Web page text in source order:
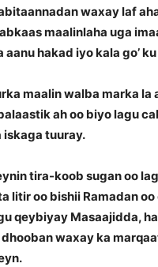
waxay laf
maalinlaha uga
hakad iyo kala go’
maalin walba marka la
ah oo biyo lagu
tuuray.
tira-koob sugan oo
litir oo bishii Ramadan oo
qeybiyay Masaajidda,
waxay ka